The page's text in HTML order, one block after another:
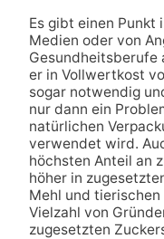
Es gibt einen Punkt
Medien oder von
Gesundheitsberufe
er in Vollwertkost
sogar notwendig
nur dann ein
natürlichen
verwendet wird.
höchsten Anteil an
höher in
Mehl und
Vielzahl von
zugesetzten